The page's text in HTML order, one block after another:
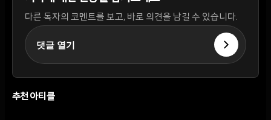
다른 독자의 코멘트를 보고, 바로 의견을 남길 수 있습니다.
댓글 열기
추천 아티클